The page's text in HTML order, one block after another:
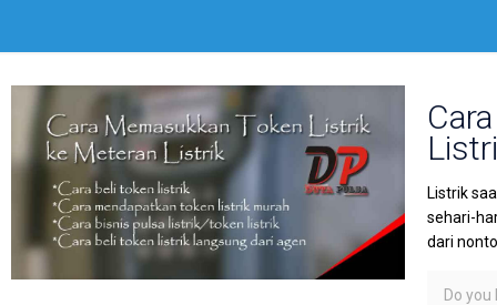
Listrik
sehari-
dari
Do you